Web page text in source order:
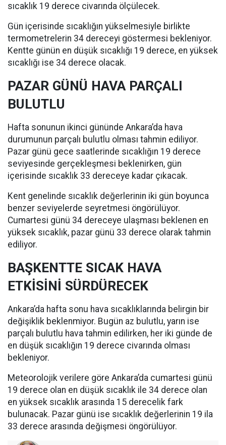
sıcaklık 19 derece civarında ölçülecek.
Gün içerisinde sıcaklığın yükselmesiyle birlikte
termometrelerin 34 dereceyi göstermesi bekleniyor.
Kentte günün en düşük sıcaklığı 19 derece, en yüksek
sıcaklığı ise 34 derece olacak.
PAZAR GÜNÜ HAVA PARÇALI
BULUTLU
Hafta sonunun ikinci gününde Ankara’da hava
durumunun parçalı bulutlu olması tahmin ediliyor.
Pazar günü gece saatlerinde sıcaklığın 19 derece
seviyesinde gerçekleşmesi beklenirken, gün
içerisinde sıcaklık 33 dereceye kadar çıkacak.
Kent genelinde sıcaklık değerlerinin iki gün boyunca
benzer seviyelerde seyretmesi öngörülüyor.
Cumartesi günü 34 dereceye ulaşması beklenen en
yüksek sıcaklık, pazar günü 33 derece olarak tahmin
ediliyor.
BAŞKENTTE SICAK HAVA
ETKİSİNİ SÜRDÜRECEK
Ankara’da hafta sonu hava sıcaklıklarında belirgin bir
değişiklik beklenmiyor. Bugün az bulutlu, yarın ise
parçalı bulutlu hava tahmin edilirken, her iki günde de
en düşük sıcaklığın 19 derece civarında olması
bekleniyor.
Meteorolojik verilere göre Ankara’da cumartesi günü
19 derece olan en düşük sıcaklık ile 34 derece olan
en yüksek sıcaklık arasında 15 derecelik fark
bulunacak. Pazar günü ise sıcaklık değerlerinin 19 ila
33 derece arasında değişmesi öngörülüyor.